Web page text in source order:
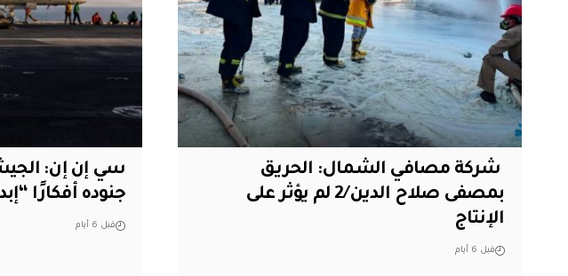
‏ شركة مصافي الشمال: الحريق
بمصفى صلاح الدين/2 لم يؤثر على
الإنتاج
قبل 6 أيام
سي إن إن:
جنوده أفكارًا
قبل 6 أيام